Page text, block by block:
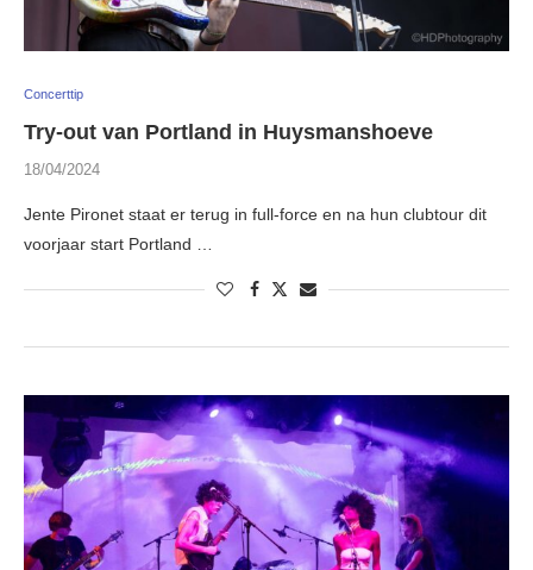
Concerttip
Try-out van Portland in Huysmanshoeve
18/04/2024
Jente Pironet staat er terug in full-force en na hun clubtour dit
voorjaar start Portland …